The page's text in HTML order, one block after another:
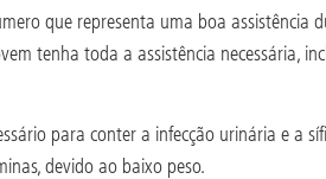
que representa uma boa
tenha toda a assistência necessária,
para conter a infecção urinária e a
devido ao baixo peso.